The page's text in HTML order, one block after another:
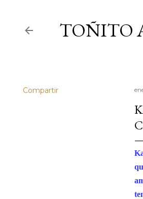
TOÑITO
Compartir